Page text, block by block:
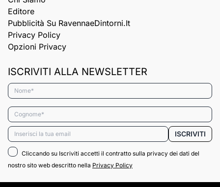
Editore
Pubblicità Su RavennaeDintorni.it
Privacy Policy
Opzioni Privacy
ISCRIVITI ALLA NEWSLETTER
Nome*
Cognome*
Email* ISCRIVITI
Cliccando su Iscriviti accetti il contratto sulla privacy dei dati del
nostro sito web descritto nella Privacy Policy